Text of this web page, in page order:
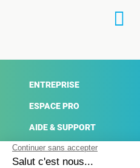
ENTREPRISE
ESPACE PRO
AIDE & SUPPORT
ACTUALITÉS